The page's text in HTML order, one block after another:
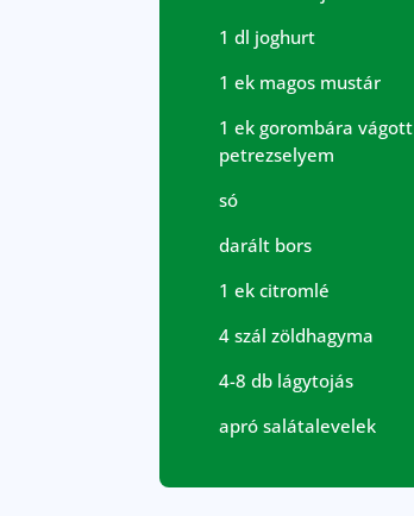
1 dl joghurt
1 ek magos mustár
1 ek gorombára vágott
petrezselyem
só
darált bors
1 ek citromlé
4 szál zöldhagyma
4-8 db lágytojás
apró salátalevelek